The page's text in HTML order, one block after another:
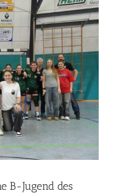
B-Jugend des